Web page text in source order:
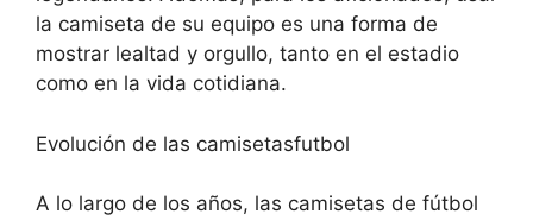
la camiseta de su equipo es una forma de
mostrar lealtad y orgullo, tanto en el estadio
como en la vida cotidiana.
Evolución de las camisetasfutbol
A lo largo de los años, las camisetas de fútbol